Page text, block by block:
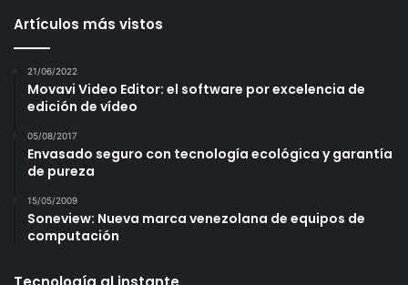
Artículos más vistos
21/06/2022
Movavi Video Editor: el software por excelencia de
edición de vídeo
05/08/2017
Envasado seguro con tecnología ecológica y garantía
de pureza
15/05/2009
Soneview: Nueva marca venezolana de equipos de
computación